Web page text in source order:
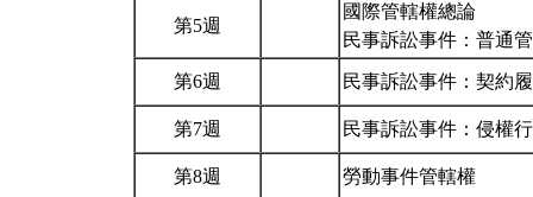
第5週
國際管轄權總論
民事訴訟事件：普通
第6週 民事訴訟事件：契約
第7週 民事訴訟事件：侵權
第8週 勞動事件管轄權